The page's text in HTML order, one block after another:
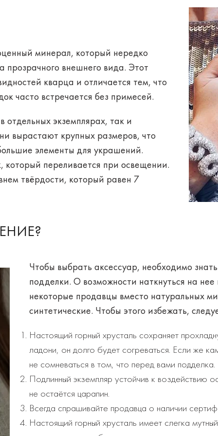
минерал, который нередко
внешнего вида. Этот
кварца и отличается тем, что
часто встречается без примесей.
экземплярах, так и
вырастают крупных размеров, что
элементы для украшений.
, который переливается при освещении.
твёрдости, который равен 7
Чтобы выбрать аксессуар, необходимо
подделки. О возможности наткнуться на
некоторые продавцы вместо натуральных
синтетические. Чтобы этого избежать,
Настоящий горный хрусталь сохраняет
ладони, он долго будет согреваться. Если же
не сомневаться в том, что перед вами подделка.
Подлинный экземпляр устойчив к воздействию
не остаётся царапин.
Всегда спрашивайте продавца о наличии
Настоящий горный хрусталь имеет слегка